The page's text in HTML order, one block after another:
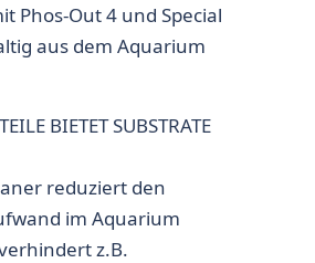
Phos-Out 4 und Special
aus dem Aquarium
BIETET SUBSTRATE
reduziert den
im Aquarium
z.B.